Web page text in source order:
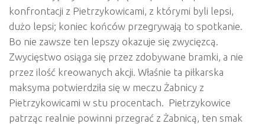
konfrontacji z Pietrzykowicami, z którymi byli lepsi,
dużo lepsi; koniec końców przegrywają to spotkanie.
Bo nie zawsze ten lepszy okazuje się zwycięzcą.
Zwycięstwo osiąga się przez zdobywane bramki, a nie
przez ilość kreowanych akcji. Właśnie ta piłkarska
maksyma potwierdziła się w meczu Żabnicy z
Pietrzykowicami w stu procentach. Pietrzykowice
patrząc realnie powinni przegrać z Żabnicą, ten smak